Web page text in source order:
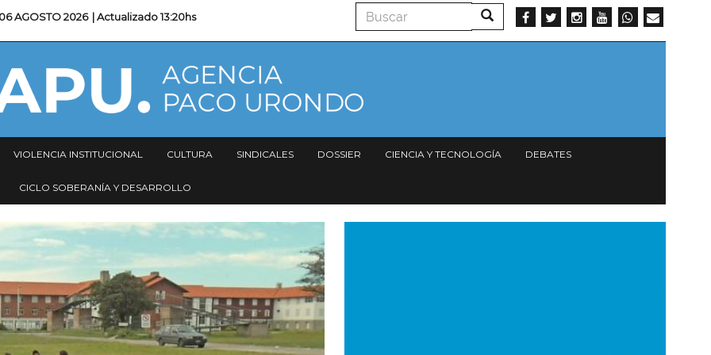
06 AGOSTO 2026 | Actualizado13:20hs Buscar Buscar
VIOLENCIA INSTITUCIONAL CULTURA SINDICALES DOSSIER CIENCIA Y TECNOLOGÍA DEBATES
CICLO SOBERANÍA Y DESARROLLO